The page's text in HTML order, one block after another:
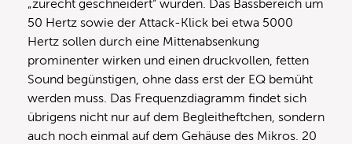
„zurecht geschneidert“ wurden. Das Bassbereich um
50 Hertz sowie der Attack-Klick bei etwa 5000
Hertz sollen durch eine Mittenabsenkung
prominenter wirken und einen druckvollen, fetten
Sound begünstigen, ohne dass erst der EQ bemüht
werden muss. Das Frequenzdiagramm findet sich
übrigens nicht nur auf dem Begleitheftchen, sondern
auch noch einmal auf dem Gehäuse des Mikros. 20